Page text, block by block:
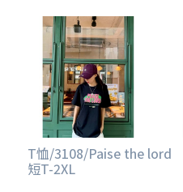
T恤/3108/Paise the lord
短T-2XL